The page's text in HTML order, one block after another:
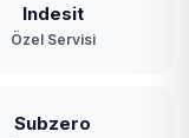
Indesit
Özel Servisi
Subzero